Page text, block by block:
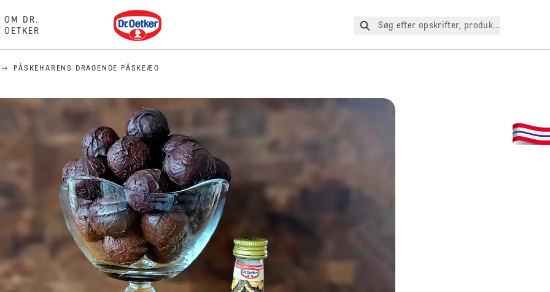
OM DR.
OETKER
Dr. Oetker
Søg efter opskrifter, produkter osv.
PÅSKEHARENS DRAGENDE PÅSKEÆG